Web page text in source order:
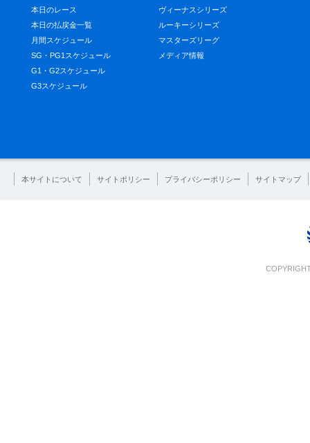
本日のレース
本日の払戻金一覧
月間スケジュール
SG・PG1スケジュール
G1・G2スケジュール
G3スケジュール
ヴィーナスシリーズ
ルーキーシリーズ
マスターズリーグ
メディア情報
本サイトについて サイトポリシー プライバシーポリシー サイトマップ